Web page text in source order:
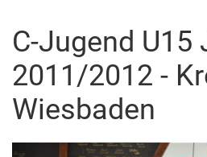
C-Jugend U15
2011/2012 -
Wiesbaden